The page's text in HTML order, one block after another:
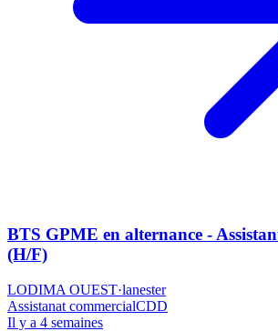
BTS GPME en alternance -
(H/F)
LODIMA OUEST·lanester
Assistanat commercialCDD
Il y a 4 semaines